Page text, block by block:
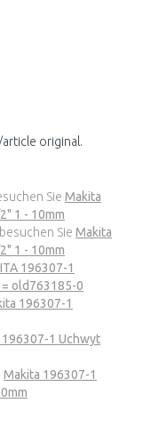
original.
Sie Makita
1 - 10mm
Sie Makita
1 - 10mm
196307-1
old763185-0
196307-1
196307-1 Uchwyt
Makita 196307-1